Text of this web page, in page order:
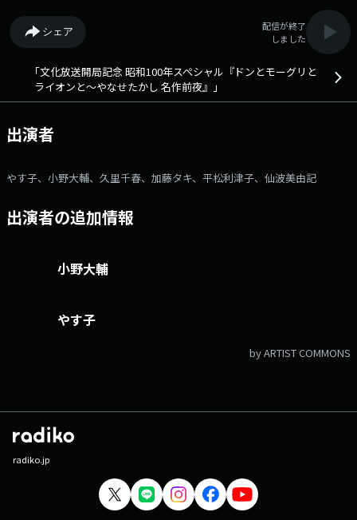
文化放送に保管されていた貴重な資料を紹介し、名作が生まれる「前夜」
の息遣いをラジオからお届けします。 番組メールアドレス：
special@joqr.net X（旧Twitter）ハッシュタグは「#やなせたかし名作
前夜」 文化放送公式X（旧Twitter）アカウントは「@joqrpr」 文化
放送公式X（旧Twitter）ハッシュタグは「#文化放送」 文化放送公式
facebookページは 「https://www.facebook.com/1134joqr」 文化放
シェア
配信が終了
しました
｢文化放送開局記念 昭和100年スペシャル『ドンとモーグリと
ライオンと～やなせたかし 名作前夜』｣
出演者
やす子、小野大輔、久里千春、加藤タキ、平松利津子、仙波美由記
出演者の追加情報
小野大輔
やす子
by ARTIST COMMONS
radiko.jp